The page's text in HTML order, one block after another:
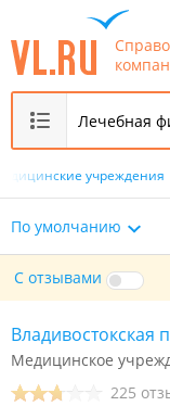
учреждения
По умолчанию
С отзывами
Владивостокская
Медицинское
225